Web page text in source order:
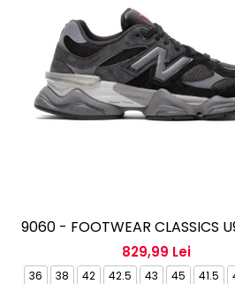
9060 - FOOTWEAR CLASSICS
829,99 Lei
36 38 42 42.5 43 45 41.5